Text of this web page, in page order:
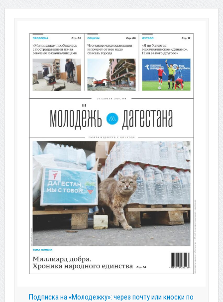
Подписка на «Молодежку»: через почту или киоски по